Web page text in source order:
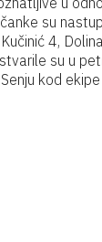
su
4,
su u
kod ekipe